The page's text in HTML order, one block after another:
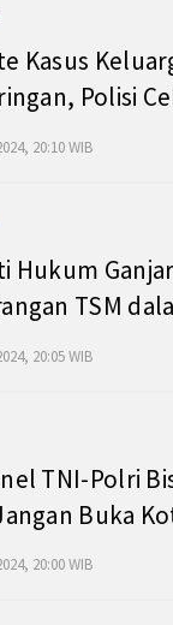
Kasus
Polisi
20:10 WIB
Hukum
TSM
20:05 WIB
TNI-Polri
Buka
20:00 WIB